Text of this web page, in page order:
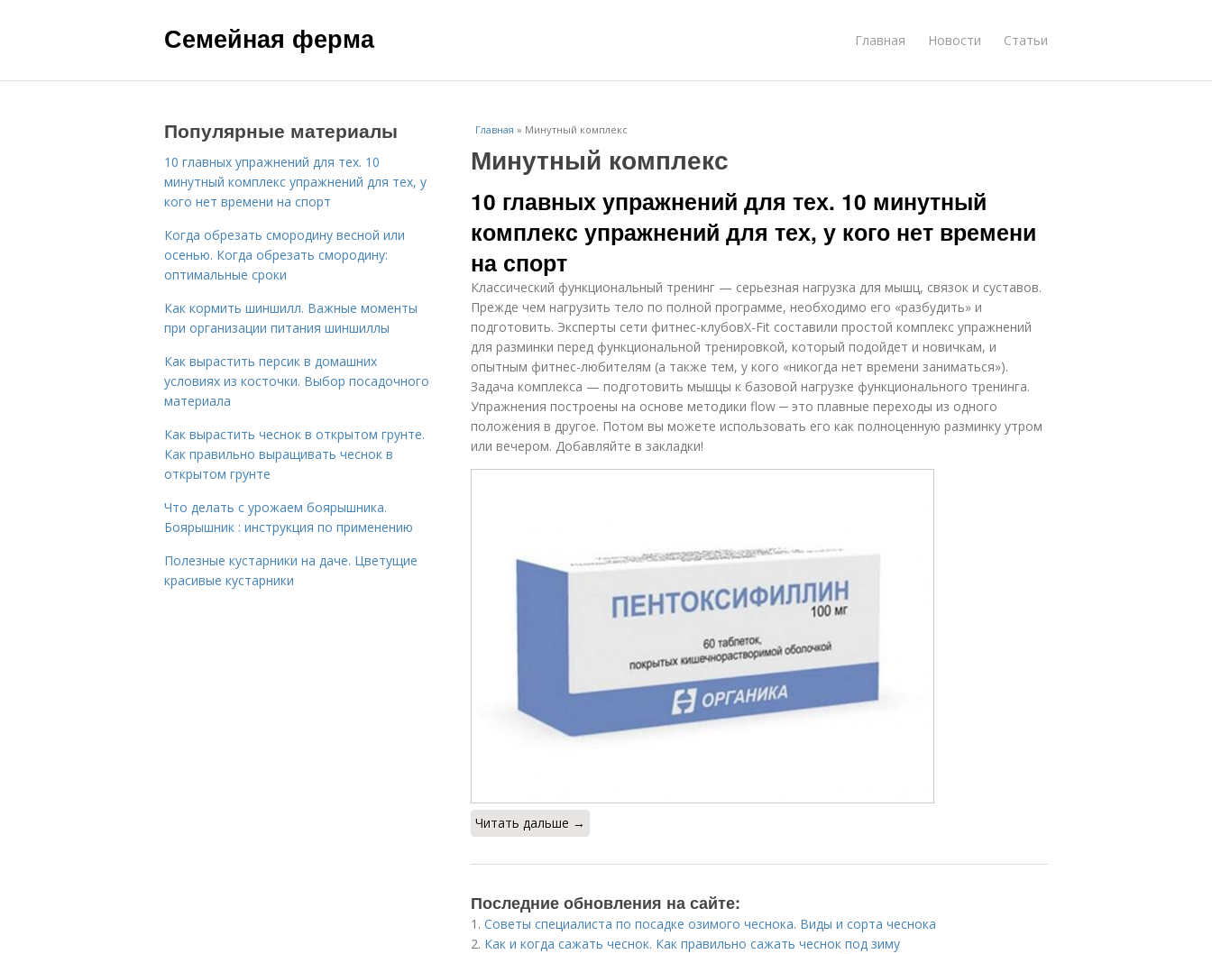
Семейная ферма Главная Новости Статьи
Главная » Минутный комплекс
Минутный комплекс
10 главных упражнений для тех. 10 минутный
комплекс упражнений для тех, у кого нет времени
на спорт
Классический функциональный тренинг — серьезная нагрузка для мышц, связок и суставов.
Прежде чем нагрузить тело по полной программе, необходимо его «разбудить» и
подготовить. Эксперты сети фитнес-клубовX-Fit составили простой комплекс упражнений
для разминки перед функциональной тренировкой, который подойдет и новичкам, и
опытным фитнес-любителям (а также тем, у кого «никогда нет времени заниматься»).
Задача комплекса — подготовить мышцы к базовой нагрузке функционального тренинга.
Упражнения построены на основе методики flow ─ это плавные переходы из одного
положения в другое. Потом вы можете использовать его как полноценную разминку утром
или вечером. Добавляйте в закладки!
Читать дальше →
Последние обновления на сайте:
1. Советы специалиста по посадке озимого чеснока. Виды и сорта чеснока
2. Как и когда сажать чеснок. Как правильно сажать чеснок под зиму
Популярные материалы
10 главных упражнений для тех. 10
минутный комплекс упражнений для тех, у
кого нет времени на спорт
Когда обрезать смородину весной или
осенью. Когда обрезать смородину:
оптимальные сроки
Как кормить шиншилл. Важные моменты
при организации питания шиншиллы
Как вырастить персик в домашних
условиях из косточки. Выбор посадочного
материала
Как вырастить чеснок в открытом грунте.
Как правильно выращивать чеснок в
открытом грунте
Что делать с урожаем боярышника.
Боярышник : инструкция по применению
Полезные кустарники на даче. Цветущие
красивые кустарники